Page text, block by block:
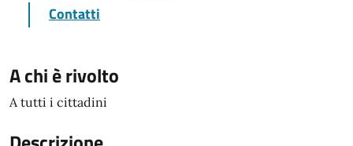
Contatti
A chi è rivolto
A tutti i cittadini